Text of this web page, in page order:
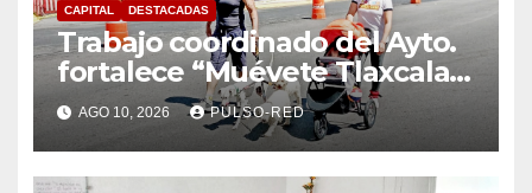
CAPITAL DESTACADAS
Trabajo coordinado del Ayto.
fortalece “Muévete Tlaxcala”
y el bienestar de las familias
AGO 10, 2026 PULSO-RED